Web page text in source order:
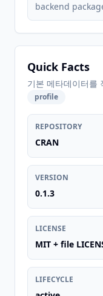
backend
Quick Facts
기본 메타데이터를
profile
REPOSITORY
CRAN
VERSION
0.1.3
LICENSE
MIT + file
LIFECYCLE